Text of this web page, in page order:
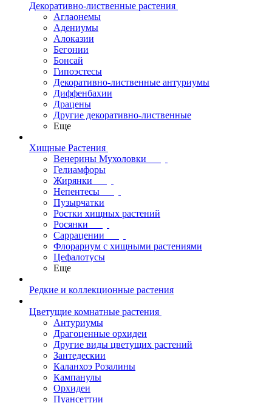
Декоративно-лиственные растения
Аглаонемы
Адениумы
Алоказии
Бегонии
Бонсай
Гипоэстесы
Декоративно-лиственные антуриумы
Диффенбахии
Драцены
Другие декоративно-лиственные
Еще
Хищные Растения
Венерины Мухоловки
Гелиамфоры
Жирянки
Непентесы
Пузырчатки
Ростки хищных растений
Росянки
Саррацении
Флорариум с хищными растениями
Цефалотусы
Еще
Редкие и коллекционные растения
Цветущие комнатные растения
Антуриумы
Драгоценные орхидеи
Другие виды цветущих растений
Зантедескии
Каланхоэ Розалины
Кампанулы
Орхидеи
Пуансеттии